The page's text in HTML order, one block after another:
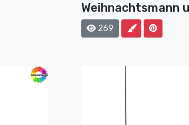
Weihnachtsmann
269